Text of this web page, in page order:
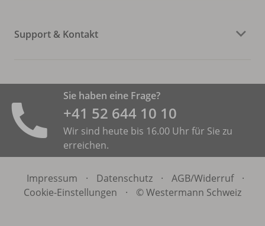
Support & Kontakt
Sie haben eine Frage?
+41 52 644 10 10
Wir sind heute bis 16.00 Uhr für Sie zu
erreichen.
Impressum · Datenschutz · AGB/Widerruf
·
Cookie-Einstellungen
· © Westermann Schweiz